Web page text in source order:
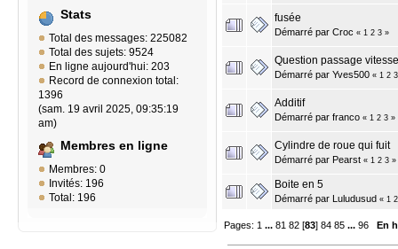
Stats
Total des messages: 225082
Total des sujets: 9524
En ligne aujourd'hui: 203
Record de connexion total:
1396
(sam. 19 avril 2025, 09:35:19
am)
Membres en ligne
Membres: 0
Invités: 196
Total: 196
fusée
Démarré par Croc « 1 2 3 »
Question passage
Démarré par Yves500 « 1 2 3
Additif
Démarré par franco « 1 2 3 »
Cylindre de roue qui fuit
Démarré par Pearst « 1 2 3 »
Boite en 5
Démarré par Luludusud « 1 2
Pages: 1 ...81 82 [83]84 85 ...96 En